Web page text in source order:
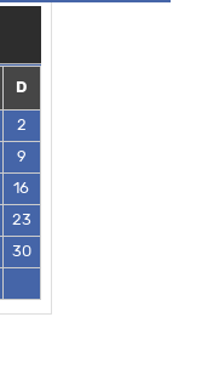
D
2
9
16
23
30